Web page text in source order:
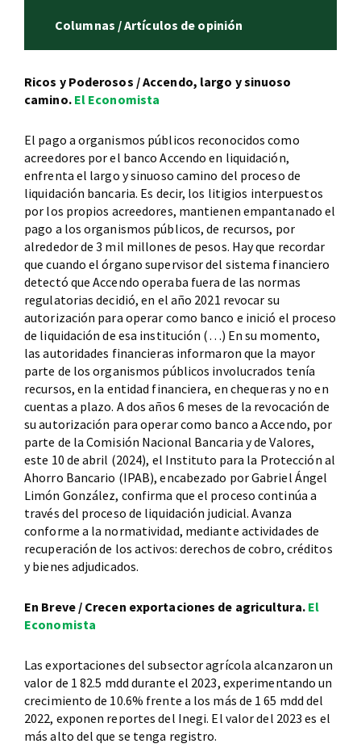
Columnas / Artículos de opinión
Ricos y Poderosos / Accendo, largo y sinuoso
camino. El Economista
El pago a organismos públicos reconocidos como
acreedores por el banco Accendo en liquidación,
enfrenta el largo y sinuoso camino del proceso de
liquidación bancaria. Es decir, los litigios interpuestos
por los propios acreedores, mantienen empantanado el
pago a los organismos públicos, de recursos, por
alrededor de 3 mil millones de pesos. Hay que recordar
que cuando el órgano supervisor del sistema financiero
detectó que Accendo operaba fuera de las normas
regulatorias decidió, en el año 2021 revocar su
autorización para operar como banco e inició el proceso
de liquidación de esa institución (…) En su momento,
las autoridades financieras informaron que la mayor
parte de los organismos públicos involucrados tenía
recursos, en la entidad financiera, en chequeras y no en
cuentas a plazo. A dos años 6 meses de la revocación de
su autorización para operar como banco a Accendo, por
parte de la Comisión Nacional Bancaria y de Valores,
este 10 de abril (2024), el Instituto para la Protección al
Ahorro Bancario (IPAB), encabezado por Gabriel Ángel
Limón González, confirma que el proceso continúa a
través del proceso de liquidación judicial. Avanza
conforme a la normatividad, mediante actividades de
recuperación de los activos: derechos de cobro, créditos
y bienes adjudicados.
En Breve / Crecen exportaciones de agricultura.El
Economista
Las exportaciones del subsector agrícola alcanzaron un
valor de 1 82.5 mdd durante el 2023, experimentando un
crecimiento de 10.6% frente a los más de 1 65 mdd del
2022, exponen reportes del Inegi. El valor del 2023 es el
más alto del que se tenga registro.